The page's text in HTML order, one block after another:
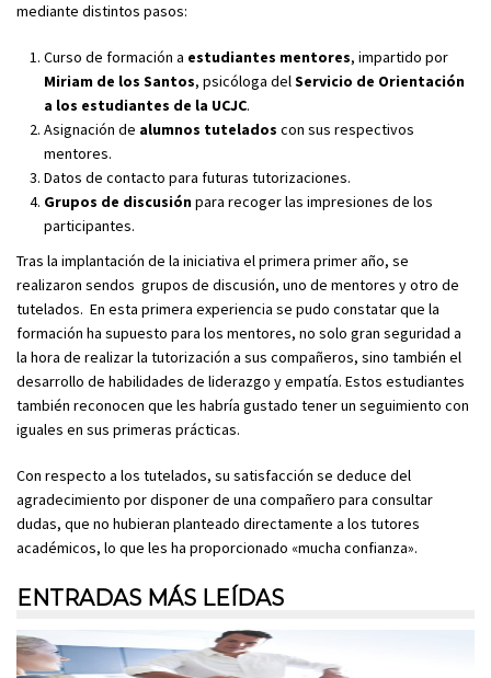
mediante distintos pasos:
Curso de formación a estudiantes mentores, impartido por
Miriam de los Santos, psicóloga delServicio de Orientación
a los estudiantes de la UCJC.
Asignación de alumnos tutelados con sus respectivos
mentores.
Datos de contacto para futuras tutorizaciones.
Grupos de discusiónpara recoger las impresiones de los
participantes.
Tras la implantación de la iniciativa el primera primer año, se
realizaron sendos grupos de discusión, uno de mentores y otro de
tutelados. En esta primera experiencia se pudo constatar que la
formación ha supuesto para los mentores, no solo gran seguridad a
la hora de realizar la tutorización a sus compañeros, sino también el
desarrollo de habilidades de liderazgo y empatía. Estos estudiantes
también reconocen que les habría gustado tener un seguimiento con
iguales en sus primeras prácticas.
Con respecto a los tutelados, su satisfacción se deduce del
agradecimiento por disponer de una compañero para consultar
dudas, que no hubieran planteado directamente a los tutores
académicos, lo que les ha proporcionado «mucha confianza».
ENTRADAS MÁS LEÍDAS